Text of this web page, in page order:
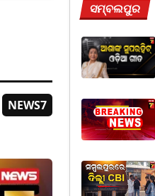
NEWS7
ସମ୍ବଲପୁର